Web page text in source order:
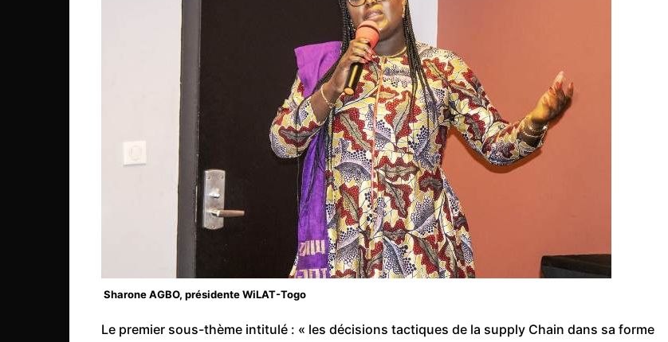
Malawi Fr
Mozambique
Niger
Ouganda
Sharone AGBO, présidente WiLAT-Togo
Le premier sous-thème intitulé : « les décisions tactiques de la supply Chain dans sa forme